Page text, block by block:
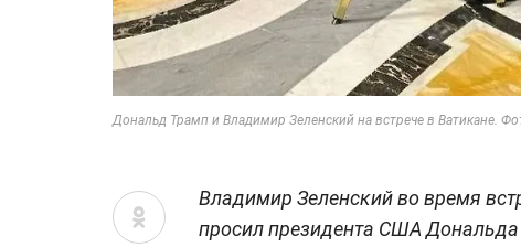
Дональд Трамп и Владимир Зеленский на встрече в Ватикане.
Владимир Зеленский во время
просил президента США Дональда